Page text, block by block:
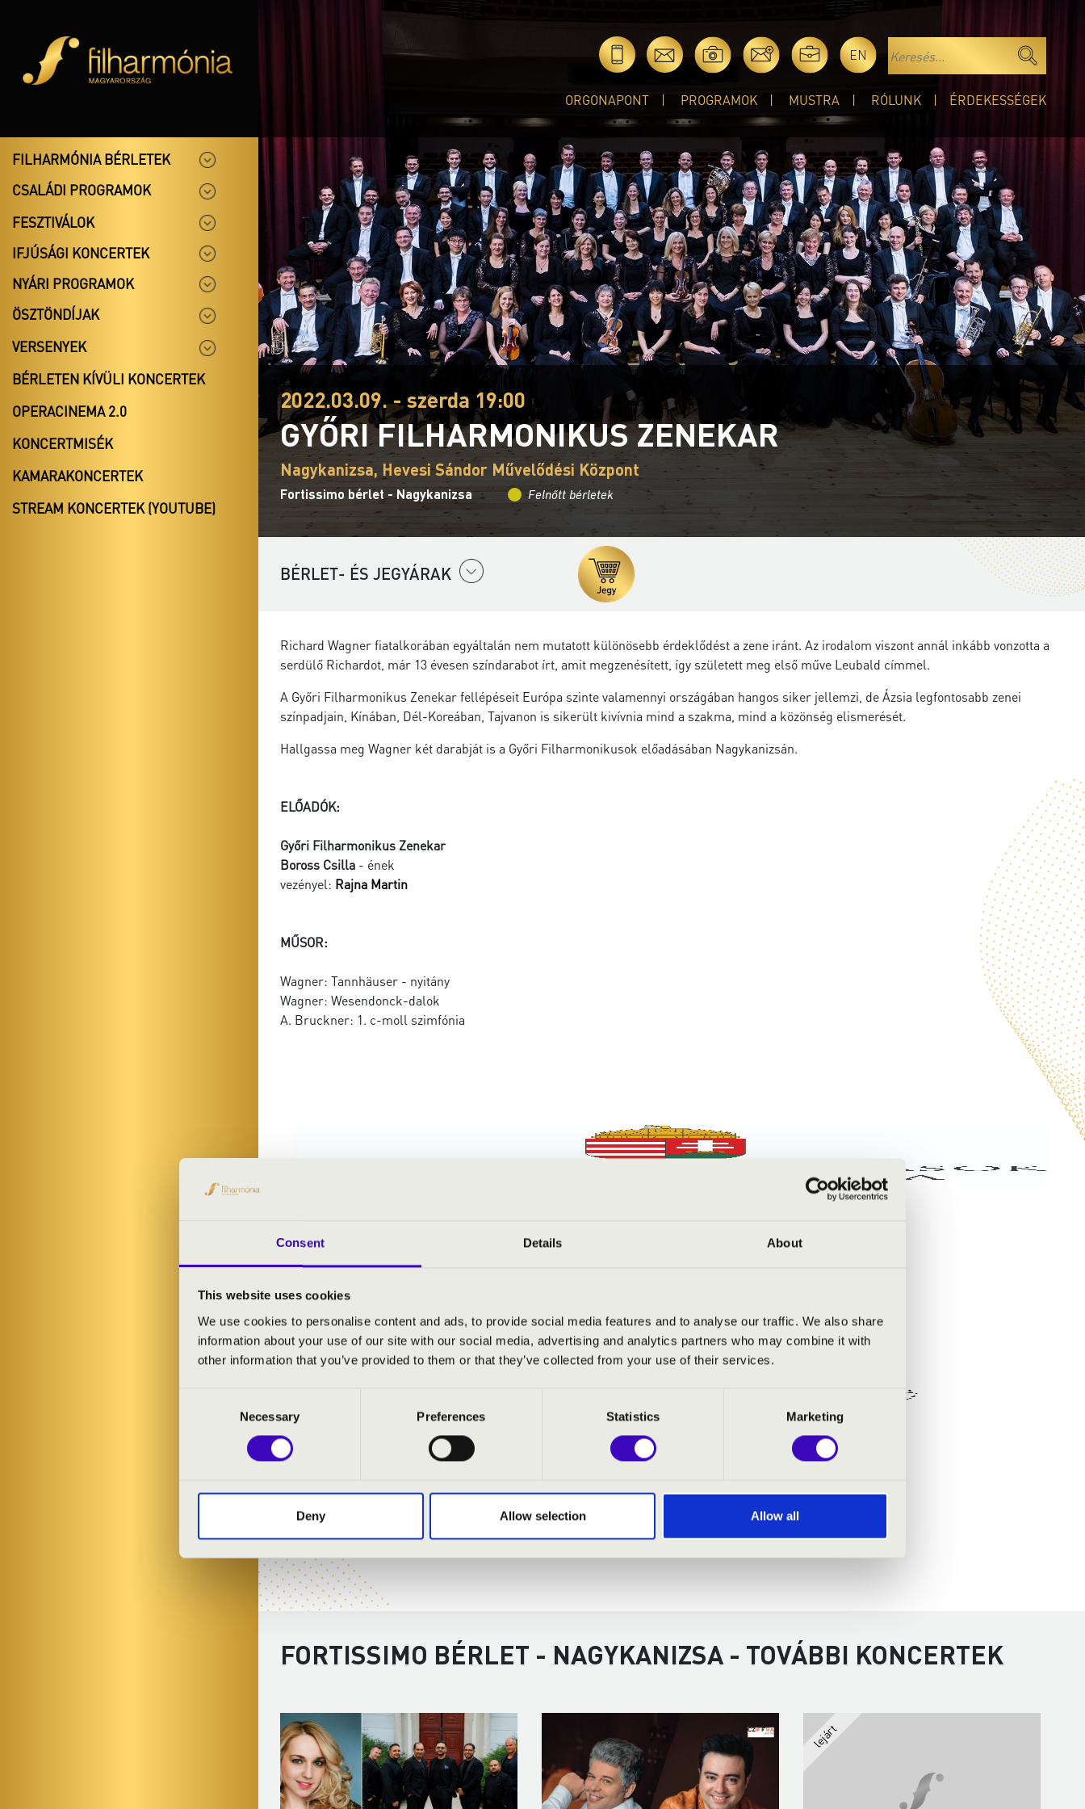
Consent Details About
This website uses cookies
We use cookies to personalise content and ads, to provide social media features and to analyse our traffic. We also share
information about your use of our site with our social media, advertising and analytics partners who may combine it with
other information that you’ve provided to them or that they’ve collected from your use of their services.
Necessary Preferences Statistics Marketing
Deny Allow selection Allow all
EN
ORGONAPONT PROGRAMOK MUSTRA RÓLUNK ÉRDEKESSÉGEK
FILHARMÓNIA BÉRLETEK
CSALÁDI PROGRAMOK
FESZTIVÁLOK
IFJÚSÁGI KONCERTEK
NYÁRI PROGRAMOK
ÖSZTÖNDÍJAK
VERSENYEK
BÉRLETEN KÍVÜLI KONCERTEK
OPERACINEMA 2.0
KONCERTMISÉK
KAMARAKONCERTEK
STREAM KONCERTEK (YOUTUBE)
2022.03.09. - szerda 19:00
GYŐRI FILHARMONIKUS ZENEKAR
Nagykanizsa, Hevesi Sándor Művelődési Központ
Fortissimo bérlet - Nagykanizsa Felnőtt bérletek
BÉRLET- ÉS JEGYÁRAK
Richard Wagner fiatalkorában egyáltalán nem mutatott különösebb érdeklődést a zene iránt. Az irodalom viszont annál inkább vonzotta a
serdülő Richardot, már 13 évesen színdarabot írt, amit megzenésített, így született meg első műve Leubald címmel.
A Győri Filharmonikus Zenekar fellépéseit Európa szinte valamennyi országában hangos siker jellemzi, de Ázsia legfontosabb zenei
színpadjain, Kínában, Dél-Koreában, Tajvanon is sikerült kivívnia mind a szakma, mind a közönség elismerését.
Hallgassa meg Wagner két darabját is a Győri Filharmonikusok előadásában Nagykanizsán.
ELŐADÓK:
Győri Filharmonikus Zenekar
Boross Csilla - ének
vezényel: Rajna Martin
MŰSOR:
Wagner: Tannhäuser - nyitány
Wagner: Wesendonck-dalok
A. Bruckner: 1. c-moll szimfónia
FORTISSIMO BÉRLET - NAGYKANIZSA - TOVÁBBI KONCERTEK